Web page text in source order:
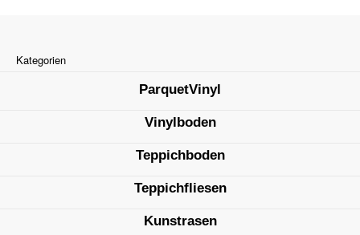
Kategorien
ParquetVinyl
Vinylboden
Teppichboden
Teppichfliesen
Kunstrasen